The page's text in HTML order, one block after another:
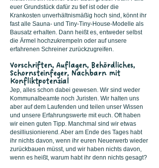
euer Grundstück dafür zu tief ist oder die
Krankosten unverhältnismäßig hoch sind, könnt ihr
fast alle Sauna- und Tiny-Tiny-House-Modelle als
Bausatz erhalten. Dann heißt es, entweder selbst
die Ärmel hochzukrempeln oder auf unsere
erfahrenen Schreiner zurückzugreifen.
​Vorschriften, Auflagen, Behördliches,
Schornsteinfeger, Nachbarn mit
Konfliktpotenzial
Jep, alles schon dabei gewesen. Wir sind weder
Kommunalbeamte noch Juristen. Wir halten uns
aber auf dem Laufenden und teilen unser Wissen
und unsere Erfahrungswerte mit euch. Oft haben
wir einen guten Tipp. Manchmal sind wir etwas
desilliusionierend. Aber am Ende des Tages habt
ihr nichts davon, wenn ihr euren Neuerwerb wieder
zurückbauen müsst, und wir haben nichts davon,
wenn es heißt, warum habt ihr denn nichts gesagt?